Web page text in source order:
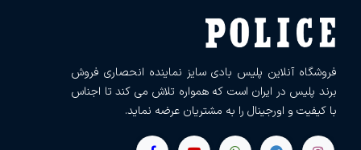
فروشگاه آنلاین پلیس بادی سایز نماینده انحصاری فروش
برند پلیس در ایران است که همواره تلاش می کند تا اجناس
با کیفیت و اورجینال را به مشتریان عرضه نماید.